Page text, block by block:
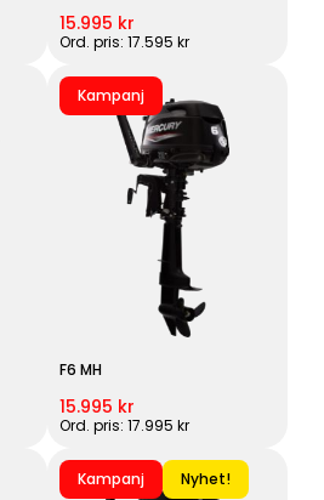
15.995 kr
Ord. pris: 17.595 kr
Kampanj
F6 MH
15.995 kr
Ord. pris: 17.995 kr
Kampanj Nyhet!